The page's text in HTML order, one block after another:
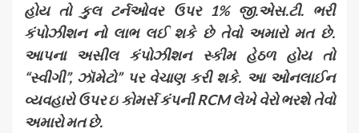
હોય તો કુલ ટર્નઓવર ઉપર 1% જી.એસ.ટી. ભરી
કંપોઝીશન નો લાભ લઈ શકે છે તેવો અમારો મત છે.
આપના અસીલ કંપોઝીશન સ્કીમ હેઠળ હોય તો
“સ્વીગી”,ઝૉમેટો” પર વેચાણ કરી શકે. આ ઓનલાઈન
વ્યવહારો ઉપર ઇ કોમર્સ કંપનીRCMલેખે વેરો ભરશે તેવો
અમારો મત છે.